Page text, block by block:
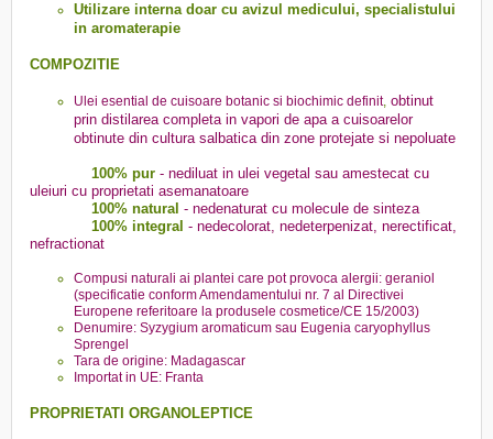
Utilizare interna doar cu avizul medicului, specialistului
in aromaterapie
COMPOZITIE
Ulei esential de cuisoare botanic si biochimic definit, obtinut
prin distilarea completa in vapori de apa a cuisoarelor
obtinute din cultura salbatica din zone protejate si nepoluate
100% pur - nediluat in ulei vegetal sau amestecat cu
uleiuri cu proprietati asemanatoare
100% natural - nedenaturat cu molecule de sinteza
100% integral - nedecolorat, nedeterpenizat, nerectificat,
nefractionat
Compusi naturali ai plantei care pot provoca alergii: geraniol
(specificatie conform Amendamentului nr. 7 al Directivei
Europene referitoare la produsele cosmetice/CE 15/2003)
Denumire: Syzygium aromaticum sau Eugenia caryophyllus
Sprengel
Tara de origine: Madagascar
Importat in UE: Franta
PROPRIETATI ORGANOLEPTICE